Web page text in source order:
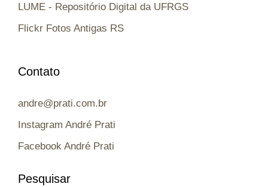
LUME - Repositório Digital da UFRGS
Flickr Fotos Antigas RS
Contato
andre@prati.com.br
Instagram André Prati
Facebook André Prati
Pesquisar